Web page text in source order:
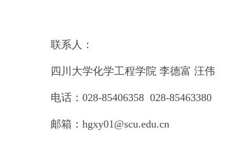
联系人：
四川大学化学工程学院 李德富 汪伟
电话：028-85406358 028-85463380
邮箱：hgxy01@scu.edu.cn